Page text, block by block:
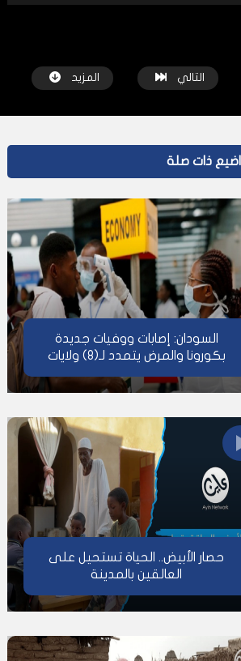
التالي المزيد
شاهد لاحقاً
رحلات فرار قاسية للسودانيين عبر صحراء ليبيا
شبكة عاين قبل سنة واحدة
ذات صلة
السودان: إصابات ووفيات جديدة
بكورونا والمرض يتمدد لـ(8) ولايات
حصار الأبيض.. الحياة تستحيل على
العالقين بالمدينة